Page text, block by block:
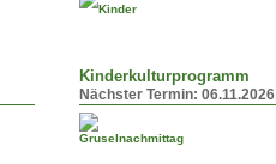
Kinderkulturprogramm
Nächster Termin: 06.11.2026